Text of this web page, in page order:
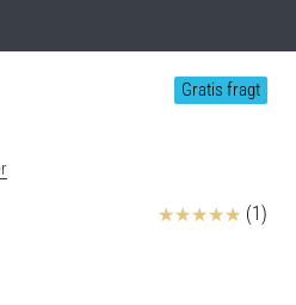
Gratis fragt
Anmeldelser (1)